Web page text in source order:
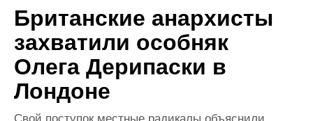
Британские анархисты
захватили особняк
Олега Дерипаски в
Лондоне
Свой поступок местные радикалы объяснили